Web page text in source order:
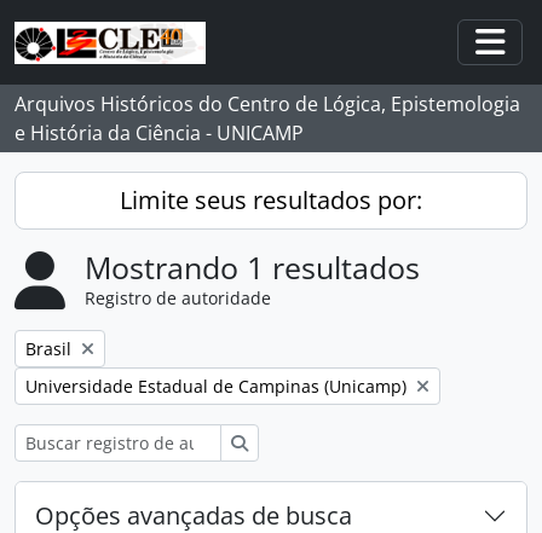
Skip to main content
Arquivos Históricos do Centro de Lógica, Epistemologia
e História da Ciência - UNICAMP
Limite seus resultados por:
Mostrando 1 resultados
Registro de autoridade
Remover filtro:
Brasil
Remover filtro:
Universidade Estadual de Campinas (Unicamp)
Opções avançadas de busca